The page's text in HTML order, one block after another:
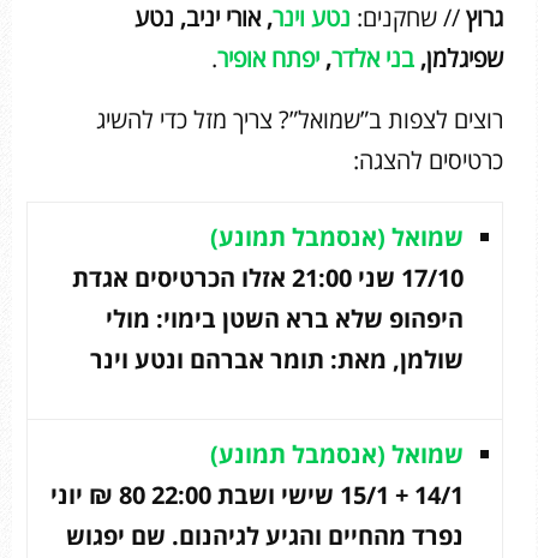
גרוץ// שחקנים: נטע וינר, אורי יניב, נטע
שפיגלמן, בני אלדר, יפתח אופיר.
רוצים לצפות ב”שמואל”? צריך מזל כדי להשיג
כרטיסים להצגה:
שמואל (אנסמבל תמונע)
17/10 שני 21:00 אזלו הכרטיסים אגדת
היפהופ שלא ברא השטן בימוי: מולי
שולמן, מאת: תומר אברהם ונטע וינר
שמואל (אנסמבל תמונע)
14/1 + 15/1 שישי ושבת 22:00 80 ₪ יוני
נפרד מהחיים והגיע לגיהנום. שם יפגוש